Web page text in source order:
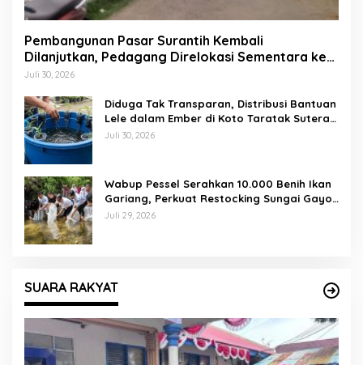
Pembangunan Pasar Surantih Kembali
Dilanjutkan, Pedagang Direlokasi Sementara ke
Lapangan Gadih Basanai
Juli 30, 2026
Diduga Tak Transparan, Distribusi Bantuan
Lele dalam Ember di Koto Taratak Sutera
Tuai Sorotan Warga
Juli 30, 2026
Wabup Pessel Serahkan 10.000 Benih Ikan
Gariang, Perkuat Restocking Sungai Gayo
demi Kelestarian Perairan
Juli 29, 2026
SUARA RAKYAT